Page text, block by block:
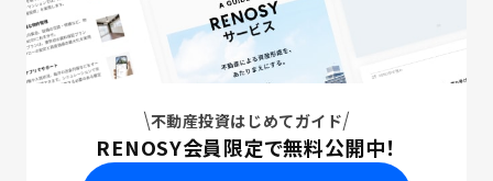
不動産投資はじめてガイド
RENOSY会員限定で無料公開中！